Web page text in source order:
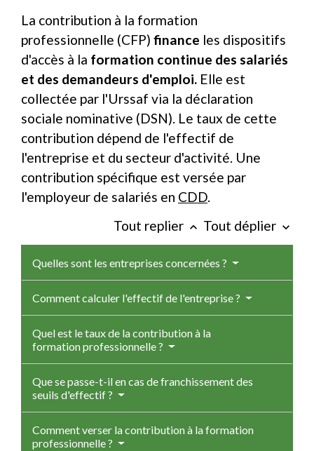
La contribution à la formation
professionnelle (CFP) finance les dispositifs
d'accès à la formation continue des salariés
et des demandeurs d'emploi. Elle est
collectée par l'Urssaf via la déclaration
sociale nominative (DSN). Le taux de cette
contribution dépend de l'effectif de
l'entreprise et du secteur d'activité. Une
contribution spécifique est versée par
l'employeur de salariés en CDD
Tout replier keyboard_arrow_up Tout déplier keyboard_arrow_down
Quelles sont les entreprises concernées ?
Comment calculer l'effectif de l'entreprise ?
Quel est le taux de la contribution à la
formation professionnelle ?
Que se passe-t-il en cas de franchissement des
seuils d'effectif ?
Comment verser la contribution à la formation
professionnelle ?